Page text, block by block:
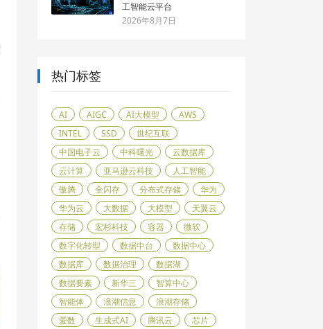
工智能云平台
2026年8月7日
热门标签
AI AIGC AI大模型
AWS
INTEL
SSD
世纪互联
中国电子云
中科曙光
云数据库
云计算
亚马逊云科技
人工智能
傲腾
全闪存 分布式存储
华为
华为云
大数据 大模型
天翼云
存储
宏杉科技 容器
微软
数字化转型
数据中台
数据中心
数据库
数据治理
数据湖
数据要素
新华三
智算中心
智能体
浪潮信息
浪潮存储
爱数
生成式AI 腾讯云
芯片